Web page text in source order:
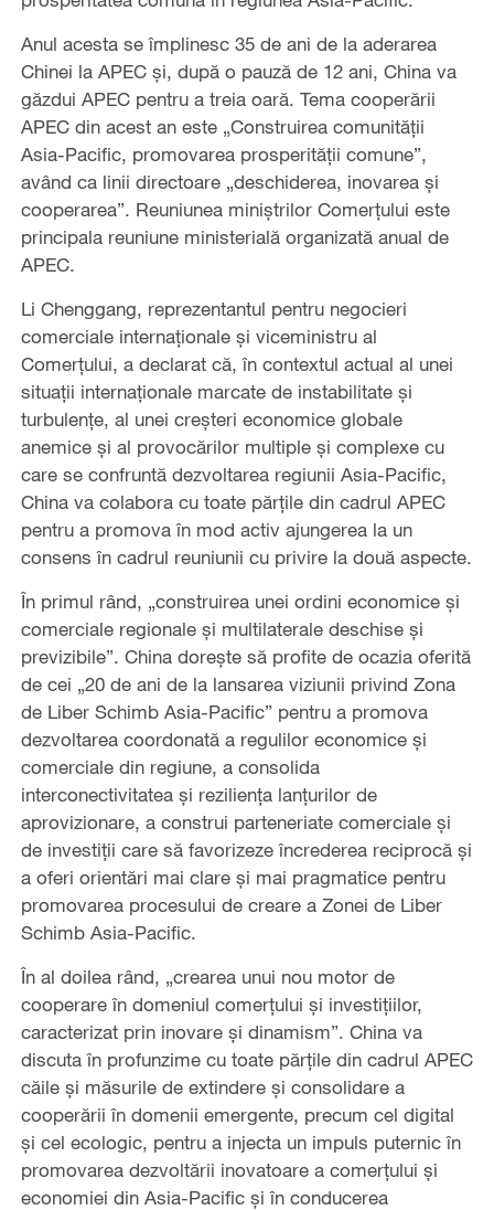
Anul acesta se împlinesc 35 de ani de la aderarea
Chinei la APEC și, după o pauză de 12 ani, China va
găzdui APEC pentru a treia oară. Tema cooperării
APEC din acest an este „Construirea comunității
Asia-Pacific, promovarea prosperității comune”,
având ca linii directoare „deschiderea, inovarea și
cooperarea”. Reuniunea miniștrilor Comerțului este
principala reuniune ministerială organizată anual de
APEC.
Li Chenggang, reprezentantul pentru negocieri
comerciale internaționale și viceministru al
Comerțului, a declarat că, în contextul actual al unei
situații internaționale marcate de instabilitate și
turbulențe, al unei creșteri economice globale
anemice și al provocărilor multiple și complexe cu
care se confruntă dezvoltarea regiunii Asia-Pacific,
China va colabora cu toate părțile din cadrul APEC
pentru a promova în mod activ ajungerea la un
consens în cadrul reuniunii cu privire la două aspecte.
În primul rând, „construirea unei ordini economice și
comerciale regionale și multilaterale deschise și
previzibile”. China dorește să profite de ocazia oferită
de cei „20 de ani de la lansarea viziunii privind Zona
de Liber Schimb Asia-Pacific” pentru a promova
dezvoltarea coordonată a regulilor economice și
comerciale din regiune, a consolida
interconectivitatea și reziliența lanțurilor de
aprovizionare, a construi parteneriate comerciale și
de investiții care să favorizeze încrederea reciprocă și
a oferi orientări mai clare și mai pragmatice pentru
promovarea procesului de creare a Zonei de Liber
Schimb Asia-Pacific.
În al doilea rând, „crearea unui nou motor de
cooperare în domeniul comerțului și investițiilor,
caracterizat prin inovare și dinamism”. China va
discuta în profunzime cu toate părțile din cadrul APEC
căile și măsurile de extindere și consolidare a
cooperării în domenii emergente, precum cel digital
și cel ecologic, pentru a injecta un impuls puternic în
promovarea dezvoltării inovatoare a comerțului și
economiei din Asia-Pacific și în conducerea